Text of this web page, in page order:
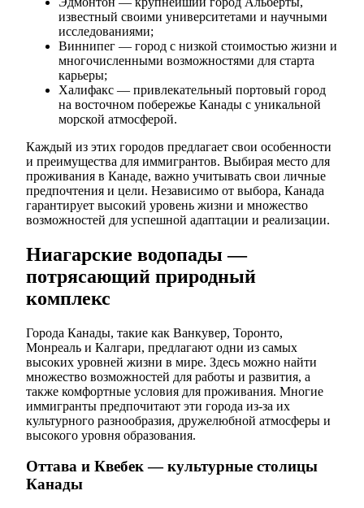
известный своими университетами и научными
исследованиями;
Виннипег — город с низкой стоимостью жизни и
многочисленными возможностями для старта
карьеры;
Халифакс — привлекательный портовый город
на восточном побережье Канады с уникальной
морской атмосферой.
Каждый из этих городов предлагает свои особенности
и преимущества для иммигрантов. Выбирая место для
проживания в Канаде, важно учитывать свои личные
предпочтения и цели. Независимо от выбора, Канада
гарантирует высокий уровень жизни и множество
возможностей для успешной адаптации и реализации.
Ниагарские водопады —
потрясающий природный
комплекс
Города Канады, такие как Ванкувер, Торонто,
Монреаль и Калгари, предлагают одни из самых
высоких уровней жизни в мире. Здесь можно найти
множество возможностей для работы и развития, а
также комфортные условия для проживания. Многие
иммигранты предпочитают эти города из-за их
культурного разнообразия, дружелюбной атмосферы и
высокого уровня образования.
Оттава и Квебек — культурные столицы
Канады